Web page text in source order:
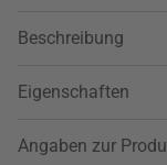
Beschreibung
Eigenschaften
Angaben zur